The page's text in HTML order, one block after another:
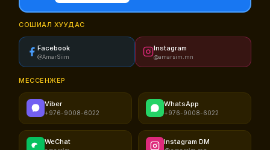
СОШИАЛ ХУУДАС
Facebook
@AmarSiim
Instagram
@amarsim.mn
МЕССЕНЖЕР
Viber
+976-9008-6022
WhatsApp
+976-9008-6022
WeChat Instagram DM